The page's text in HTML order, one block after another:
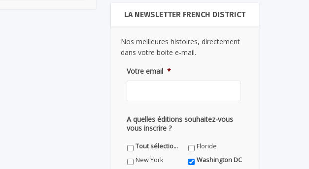
LA NEWSLETTER FRENCH DISTRICT
Nos meilleures histoires, directement
dans votre boite e-mail.
Votre email *
A quelles éditions souhaitez-vous
vous inscrire ?
Tout sélectionner
Floride
New York
Washington DC